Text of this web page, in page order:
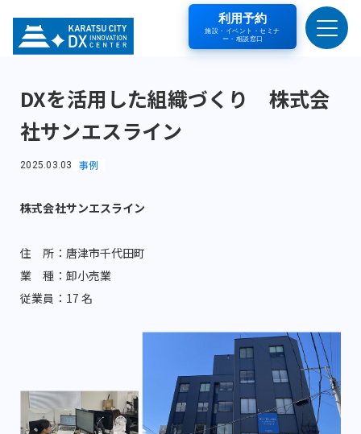
利用予約
施設・イベント・セミナ
ー・相談窓口
DXを活用した組織づくり 株式会
社サンエスライン
2025.03.03 事例
株式会社サンエスライン
住 所：唐津市千代田町
業 種：卸小売業
従業員：17 名